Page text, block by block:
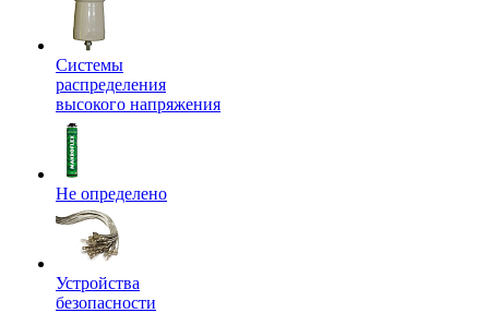
Системы
распределения
высокого напряжения
Не определено
Устройства
безопасности